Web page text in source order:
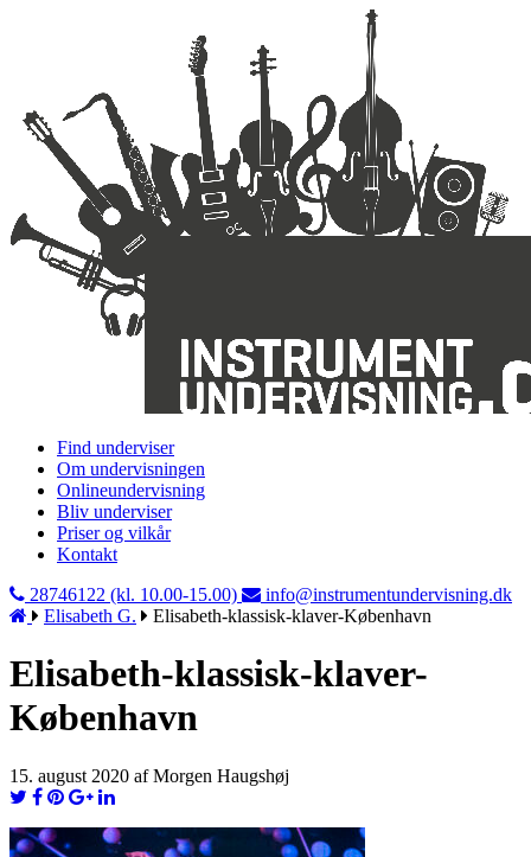
Find underviser
Om undervisningen
Onlineundervisning
Bliv underviser
Priser og vilkår
Kontakt
28746122 (kl. 10.00-15.00)
info@instrumentundervisning.dk
Elisabeth G.
Elisabeth-klassisk-klaver-København
Elisabeth-klassisk-klaver-
København
15. august 2020 af Morgen Haugshøj